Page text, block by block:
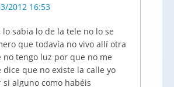
2012 16:53
lo sabia lo de la tele no lo se
que todavía no vivo allí otra
no tengo luz por que no me
que no existe la calle yo
alguno como habéis